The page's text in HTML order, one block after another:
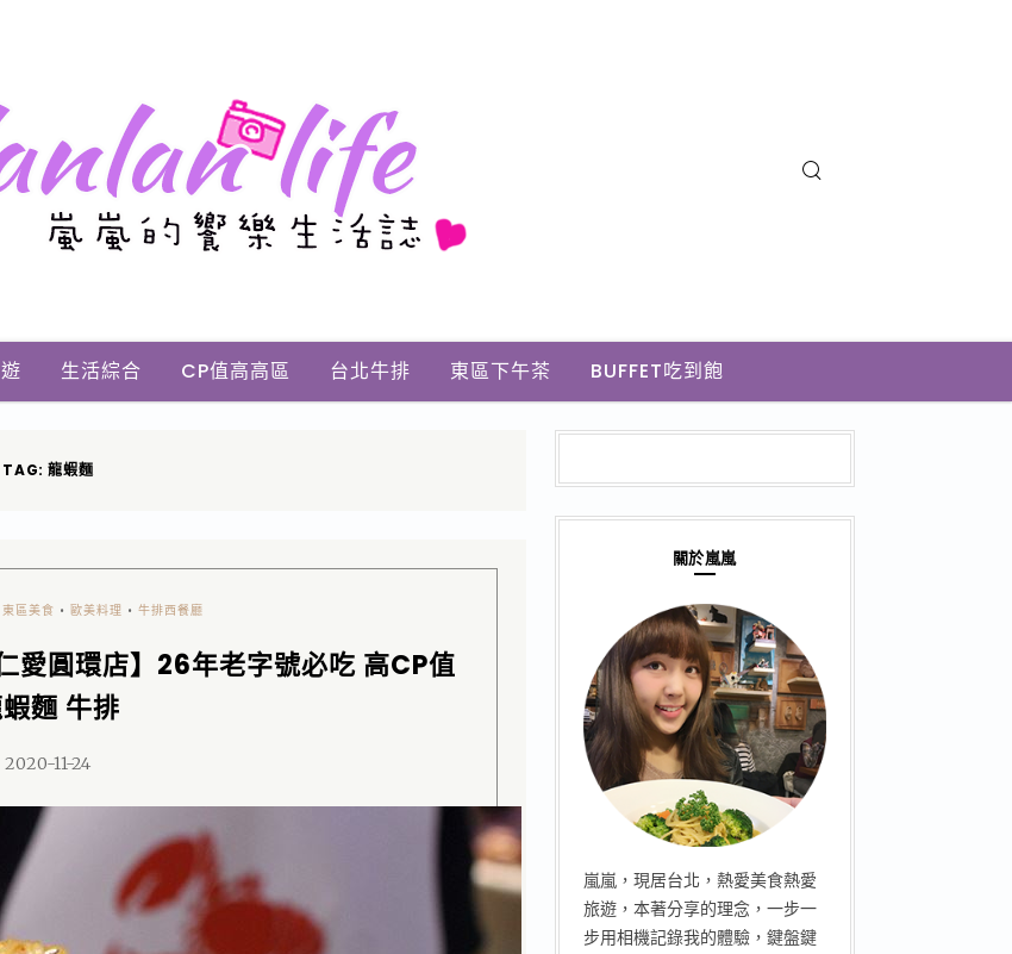
生活綜合 CP值高高區 台北牛排 東區下午茶 BUFFET吃到飽
TAG: 龍蝦麵
東區美食 •歐美料理 •牛排西餐廳
愛圓環店】26年老字號必吃 高CP值
麵 牛排
2020-11-24
關於嵐嵐
嵐嵐，現居台北，熱愛美食熱愛
旅遊，本著分享的理念，一步一
步用相機記錄我的體驗，鍵盤鍵